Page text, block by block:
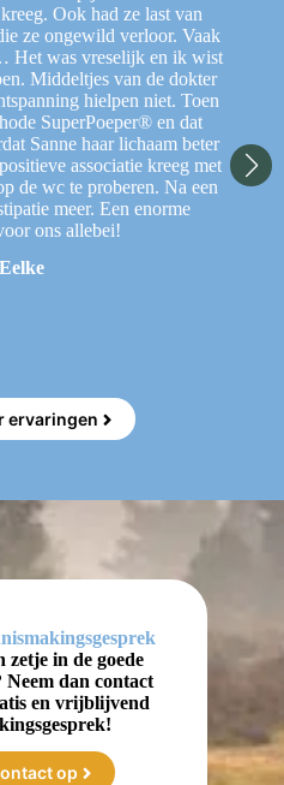
Ook had ze last van
ze ongewild verloor. Vaak
Het was vreselijk en ik wist
Middeltjes van de dokter
hielpen niet. Toen
SuperPoeper® en dat
Sanne haar lichaam beter
associatie kreeg met
de wc te proberen. Na een
meer. Een enorme
ons allebei!
ervaringen
zetje in de goede
dan contact
en vrijblijvend
op